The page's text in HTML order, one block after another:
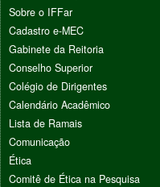
Sobre o IFFar
Cadastro e-MEC
Gabinete da Reitoria
Conselho Superior
Colégio de Dirigentes
Calendário Acadêmico
Lista de Ramais
Comunicação
Ética
Comitê de Ética na Pesquisa